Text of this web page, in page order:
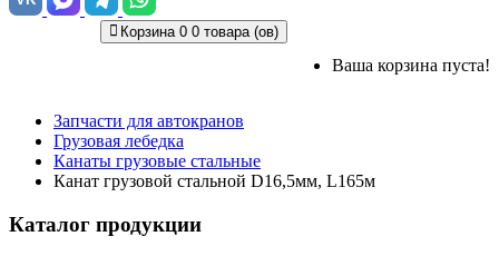
Корзина 0 0 товара (ов)
Ваша корзина пуста!
Запчасти для автокранов
Грузовая лебедка
Канаты грузовые стальные
Канат грузовой стальной D16,5мм, L165м
Каталог продукции